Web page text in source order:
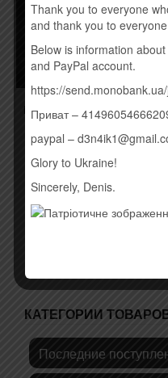
ШАNA – МОЛЮСЬ (2016)
Купить
КАТЕГОРИИ
Последние
Thank you to everyone
and thank you to
Below is information
and PayPal account.
https://
Приват –
paypal –
Glory to Ukraine!
Sincerely, Denis.